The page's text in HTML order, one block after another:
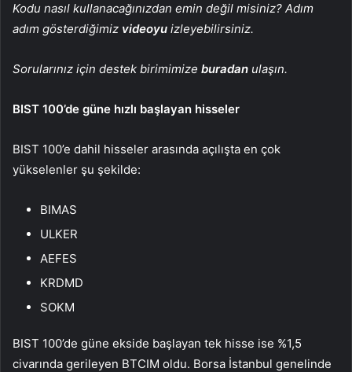
Kodu nasıl kullanacağınızdan emin değil misiniz? Adım
adım gösterdiğimiz videoyu izleyebilirsiniz.
Sorularınız için destek birimimize buradan ulaşın.
BIST 100’de güne hızlı başlayan hisseler
BIST 100’e dahil hisseler arasında açılışta en çok
yükselenler şu şekilde:
BIMAS
ULKER
AEFES
KRDMD
SOKM
BIST 100’de güne ekside başlayan tek hisse ise %1,5
civarında gerileyen BTCIM oldu. Borsa İstanbul genelinde